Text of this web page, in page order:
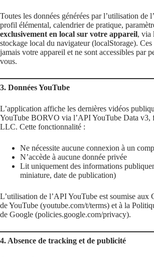
Toutes les données générées par l’utilisation de
profil élémental, calendrier de pratique,
exclusivement en local sur votre appareil, via
stockage local du navigateur (localStorage).
jamais votre appareil et ne sont accessibles par
vous.
3. Données YouTube
L’application affiche les dernières vidéos
YouTube BORVO via l’API YouTube Data v3,
LLC. Cette fonctionnalité :
Ne nécessite aucune connexion à un
N’accède à aucune donnée privée
Lit uniquement des informations
miniature, date de publication)
L’utilisation de l’API YouTube est soumise aux
de YouTube (youtube.com/t/terms) et à la
de Google (policies.google.com/privacy).
4. Absence de tracking et de publicité